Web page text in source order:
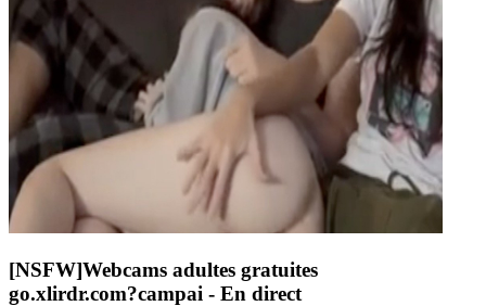
[NSFW]Webcams adultes gratuites
go.xlirdr.com?campai - En direct